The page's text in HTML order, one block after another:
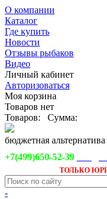
О компании
Каталог
Где купить
Новости
Отзывы рыбаков
Видео
Личный кабинет
Авторизоваться
Моя корзина
Товаров нет
Товаров:
Сумма:
бюджетная альтернатива
+7(499)650-52-39
ТОЛЬКО
-